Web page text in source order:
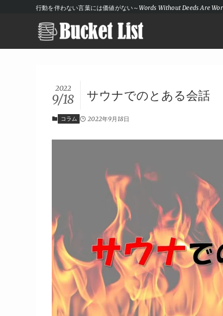
行動を伴わない言葉には価値がない～Words Without Deeds Are
サウナでのとある会話
2022
9/18
コラム 2022年9月18日